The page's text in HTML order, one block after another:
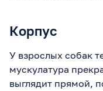
Корпус
У взрослых собак
мускулатура
выглядит прямой,